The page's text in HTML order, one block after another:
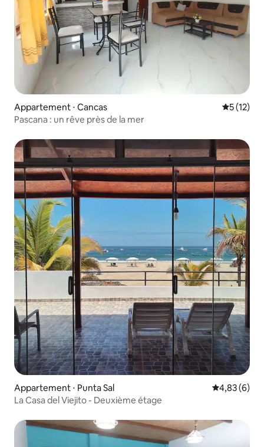
Appartement ⋅ Cancas
5 (12)
Pascana : un rêve près de la mer
Appartement ⋅ Punta Sal Évaluation
4,83 (6)
La Casa del Viejito - Deuxième étage